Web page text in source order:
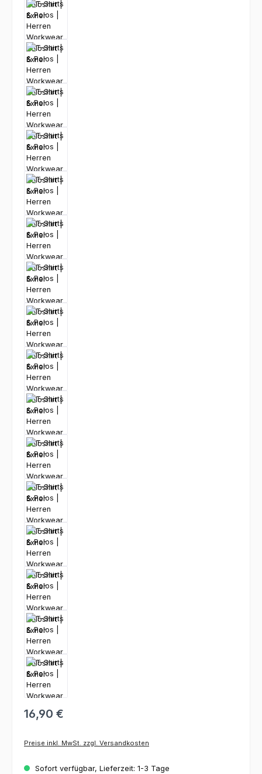
16,90 €
Preise inkl. MwSt. zzgl. Versandkosten
Sofort verfügbar, Lieferzeit: 1-3 Tage